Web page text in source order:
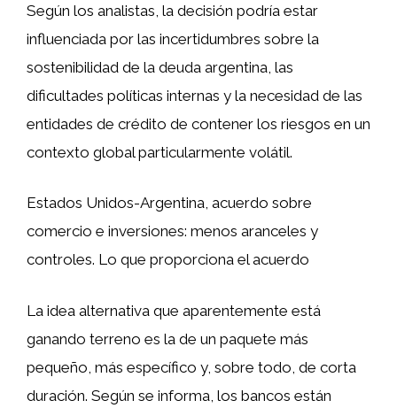
Según los analistas, la decisión podría estar
influenciada por las incertidumbres sobre la
sostenibilidad de la deuda argentina, las
dificultades políticas internas y la necesidad de las
entidades de crédito de contener los riesgos en un
contexto global particularmente volátil.
Estados Unidos-Argentina, acuerdo sobre
comercio e inversiones: menos aranceles y
controles. Lo que proporciona el acuerdo
La idea alternativa que aparentemente está
ganando terreno es la de un paquete más
pequeño, más específico y, sobre todo, de corta
duración. Según se informa, los bancos están